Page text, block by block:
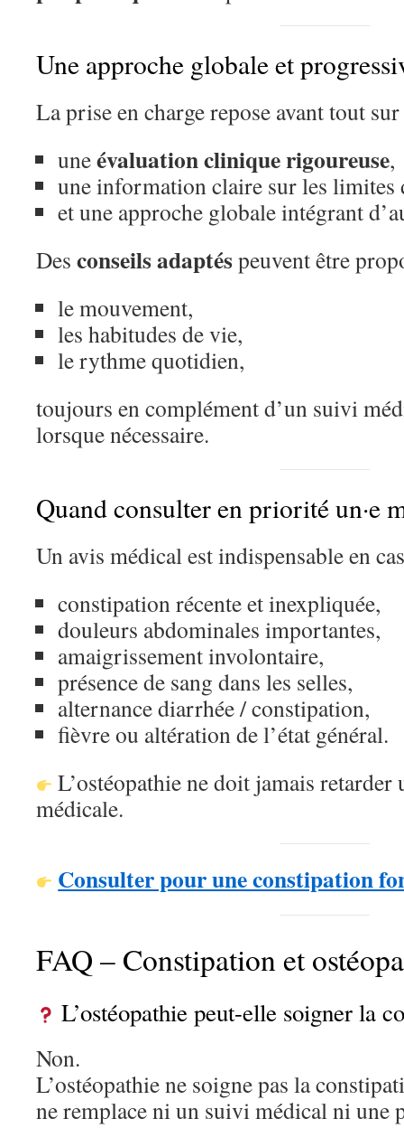
Une approche globale et
La prise en charge repose avant tout
uneévaluation clinique rigoureuse,
une information claire sur les limites
et une approche globale intégrant
Des conseils adaptéspeuvent être
le mouvement,
les habitudes de vie,
le rythme quotidien,
toujours en complément d’un suivi
lorsque nécessaire.
Quand consulter en priorité un·e
Un avis médical est indispensable en
constipation récente et inexpliquée,
douleurs abdominales importantes,
amaigrissement involontaire,
présence de sang dans les selles,
alternance diarrhée / constipation,
fièvre ou altération de l’état général.
L’ostéopathie ne doit jamais
médicale.
Consulter pour une constipation
FAQ – Constipation et
L’ostéopathie peut-elle soigner la
Non.
L’ostéopathie ne soigne pas la
ne remplace ni un suivi médical ni une